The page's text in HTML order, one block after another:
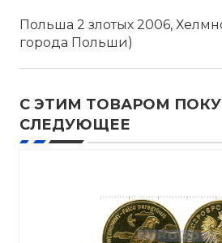
Польша 2 злотых 2006,
города Польши)
С ЭТИМ ТОВАРОМ
СЛЕДУЮЩЕЕ